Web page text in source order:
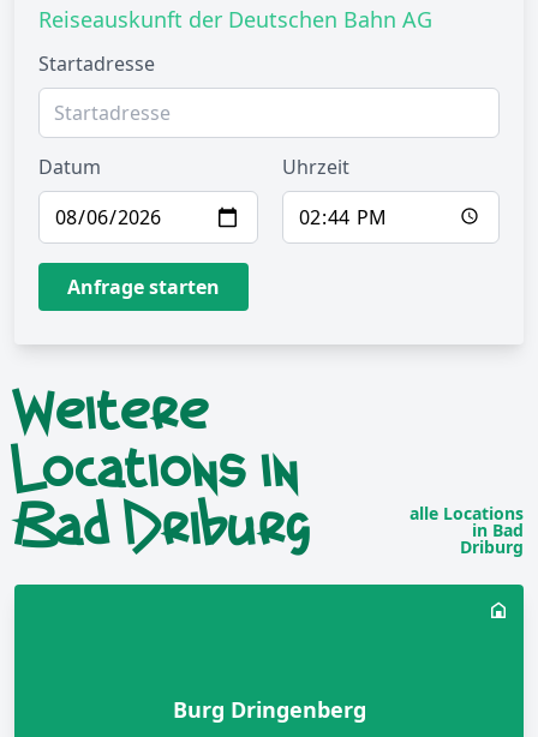
Reiseauskunft der Deutschen Bahn AG
Startadresse
Datum Uhrzeit
Anfrage starten
Weitere
Locations in
Bad Driburg
alle Locations
in Bad
Driburg
Burg Dringenberg